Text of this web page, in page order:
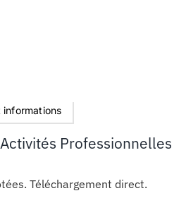
informations
Activités Professionnelles
Téléchargement direct.